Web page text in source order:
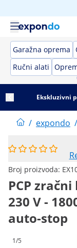
Garažna oprema
Ručni alati
Ekskluzivni
/ expondo /
Broj proizvoda:
PCP
230 V -
auto-stop
1/5